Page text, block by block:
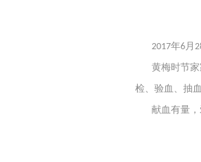
2017年6月
黄梅时节
检、验血、抽
献血有量